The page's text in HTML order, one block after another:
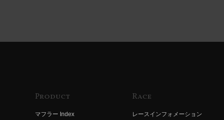
Product
マフラー Index
Race
レースインフォメーション